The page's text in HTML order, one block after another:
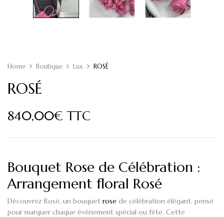
Home Boutique Lux ROSÉ
ROSÉ
840,00€ TTC
Bouquet Rose de Célébration :
Arrangement floral Rosé
Découvrez Rosé, un bouquet rose de célébration élégant, pensé
pour marquer chaque événement spécial ou fête. Cette